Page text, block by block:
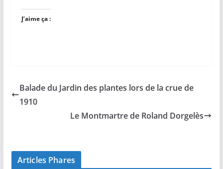
J’aime ça :
Balade du Jardin des plantes lors de la crue de
1910
Le Montmartre de Roland Dorgelès
Articles Phares